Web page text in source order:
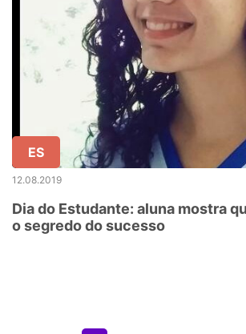
ES
12.08.2019
Dia do Estudante: aluna mostra
o segredo do sucesso